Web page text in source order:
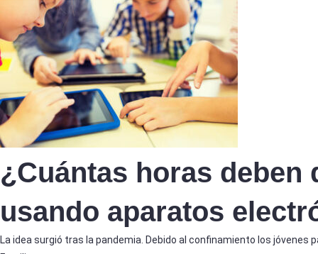
¿Cuántas horas deben
usando aparatos
La idea surgió tras la pandemia. Debido al confinamiento los